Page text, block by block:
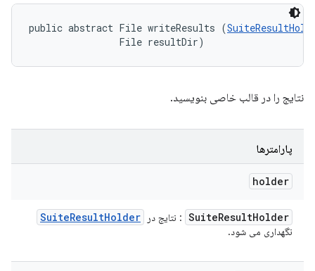
public abstract File writeResults (
                File resultDir)
نتایج را در قالب خاصی بنویسید.
پارامترها
holder
SuiteResultHolder : نتایج در SuiteResultHolder
نگهداری می شود.